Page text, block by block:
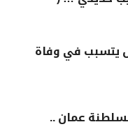
يتسبب في وفاة
عمان ..